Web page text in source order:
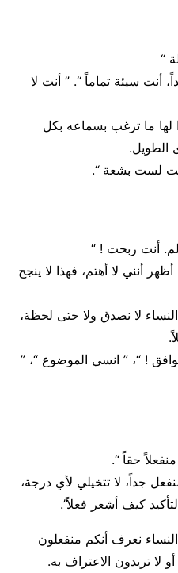
“
أنت سيئة تماماً “. ” أنت لا
لها ما ترغب بسماعه بكل
الطويل.
أنت لست بشعة “.
أنت ربحت ! “
أنني لا أهتم، فهذا لا ينجح
لا نصدق ولا حتى لحظة،
! “، ” انسي الموضوع “، ”
حقاً “.
جداً، لا تتخيلي لأي درجة،
كيف أشعر فعلاً”.
نعرف أنكم منفعلون
لا تريدون الاعتراف به.